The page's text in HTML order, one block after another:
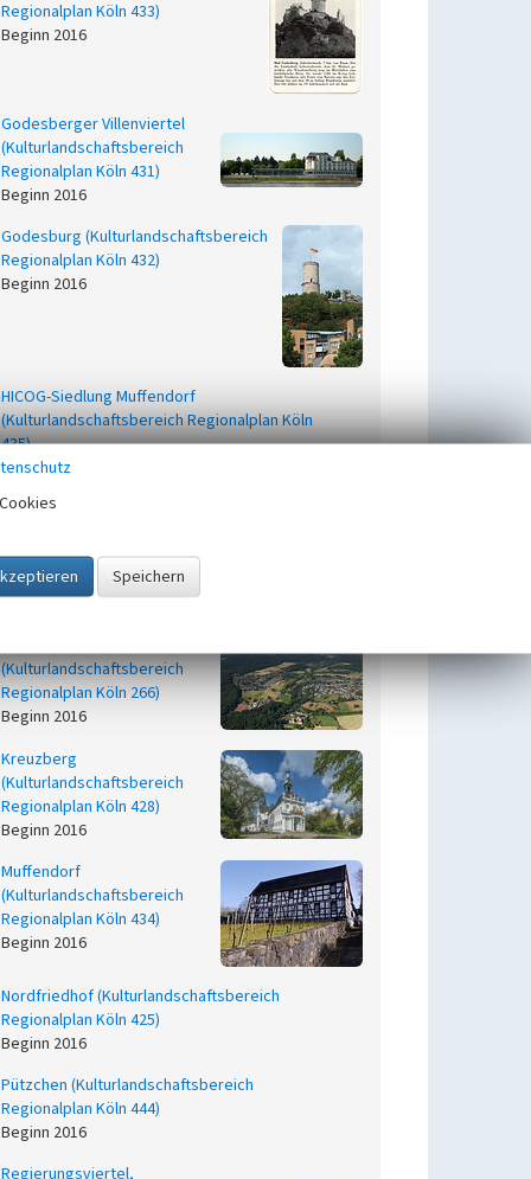
Regionalplan Köln 433)
Beginn 2016
Godesberger Villenviertel
(Kulturlandschaftsbereich
Regionalplan Köln 431)
Beginn 2016
Godesburg (Kulturlandschaftsbereich
Regionalplan Köln 432)
Beginn 2016
HICOG-Siedlung Muffendorf
(Kulturlandschaftsbereich Regionalplan Köln
435)
Beginn 2016
HICOG-Siedlung
(Kulturlandschaftsbereich
Regionalplan Köln 426)
Beginn 2016
(Kulturlandschaftsbereich
Regionalplan Köln 266)
Beginn 2016
Kreuzberg
(Kulturlandschaftsbereich
Regionalplan Köln 428)
Beginn 2016
Muffendorf
(Kulturlandschaftsbereich
Regionalplan Köln 434)
Beginn 2016
Nordfriedhof (Kulturlandschaftsbereich
Regionalplan Köln 425)
Beginn 2016
Pützchen (Kulturlandschaftsbereich
Regionalplan Köln 444)
Beginn 2016
Regierungsviertel,